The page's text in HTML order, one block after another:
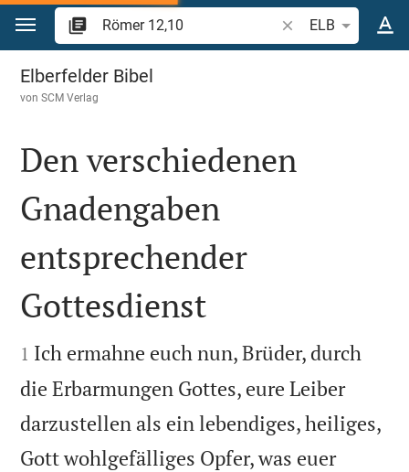
Zum Inhalt springen
Bibelstelle oder
ELB
Römer 12
Elberfelder Bibel
vonSCM Verlag

Den verschiedenen
Gnadengaben
entsprechender
Gottesdienst

1 Ich ermahne euch nun, Brüder, durch
die Erbarmungen Gottes, eure Leiber
darzustellen als ein lebendiges, heiliges,
Gott wohlgefälliges Opfer, was euer